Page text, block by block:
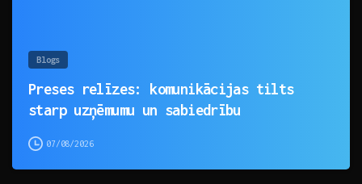
Blogs
Preses relīzes: komunikācijas tilts
starp uzņēmumu un sabiedrību
07/08/2026